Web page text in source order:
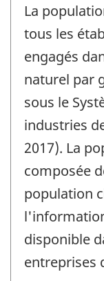
La
tous les
engagés
naturel par
sous le
industries
2017). La
composée
population
disponible
entreprises